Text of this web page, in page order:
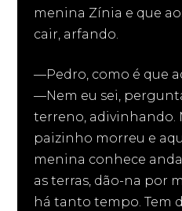
menina Zínia e que
cair, arfando.
—Pedro, como é que
—Nem eu sei,
terreno, adivinhando.
paizinho morreu e
menina conhece
as terras, dão-na por
há tanto tempo. Tem